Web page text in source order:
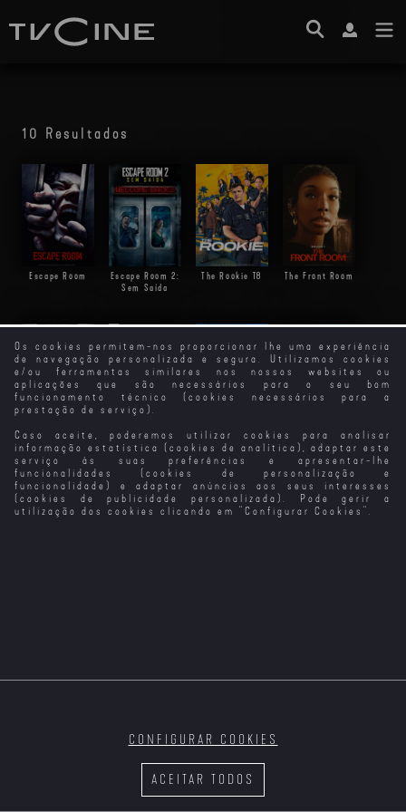
Os cookies permitem-nos proporcionar lhe uma experiência
de navegação personalizada e segura. Utilizamos cookies
e/ou ferramentas similares nos nossos websites ou
aplicações que são necessários para o seu bom
funcionamento técnico (cookies necessários para a
prestação de serviço).
Caso aceite, poderemos utilizar cookies para analisar
informação estatística (cookies de analítica), adaptar este
serviço às suas preferências e apresentar-lhe
funcionalidades (cookies de personalização e
funcionalidade) e adaptar anúncios aos seus interesses
(cookies de publicidade personalizada). Pode gerir a
utilização dos cookies clicando em " Configurar Cookies ".
ACEITAR TODOS
CONFIGURAR COOKIES
10 Resultados
Escape Room
Escape Room 2:
Sem Saída
The Rookie T8 The Front Room
AnónimoT2
A Grande Evasão
Pan: Viagem à
Terra do Nunca
À Noite, no
Museu